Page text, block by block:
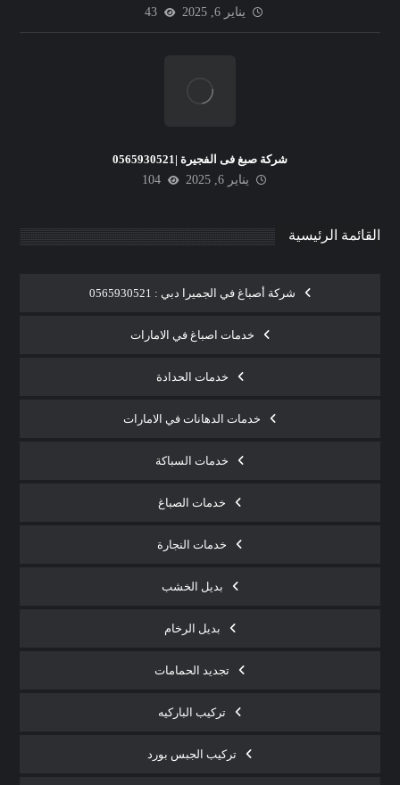
يناير 6, 2025
43
شركة صبغ فى الفجيرة |0565930521
يناير 6, 2025
104
القائمة الرئيسية
شركة أصباغ في الجميرا دبي : 0565930521
خدمات اصباغ في الامارات
خدمات الحدادة
خدمات الدهانات في الامارات
خدمات السباكة
خدمات الصباغ
خدمات النجارة
بديل الخشب
بديل الرخام
تجديد الحمامات
تركيب الباركيه
تركيب الجبس بورد